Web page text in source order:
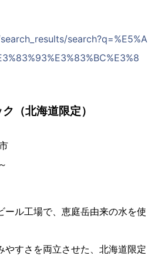
search?q=%E5%A
（北海道限定）
ール工場で、恵庭岳由来の水を使
やすさを両立させた、北海道限定